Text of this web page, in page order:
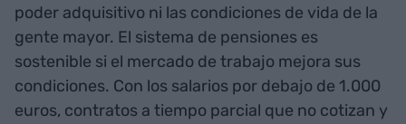
poder adquisitivo ni las condiciones de vida de la
gente mayor. El sistema de pensiones es
sostenible si el mercado de trabajo mejora sus
condiciones. Con los salarios por debajo de 1.000
euros, contratos a tiempo parcial que no cotizan y